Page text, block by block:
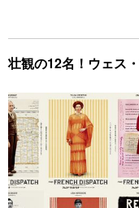
壮観の12名！ウェス